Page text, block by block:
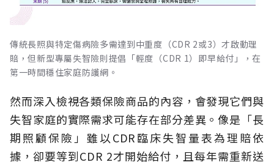
傳統長照與特定傷病險多需達到中重度（CDR 2或3）才啟動理
賠，但新型專屬失智險則提倡「輕度（CDR 1）即早給付」，在
第一時間穩住家庭防護網。
然而深入檢視各類保險商品的內容，會發現它們與
失智家庭的實際需求可能存在部分差異。像是「長
期照顧保險」雖以CDR臨床失智量表為理賠依
據，卻要等到CDR 2才開始給付，且每年需重新送